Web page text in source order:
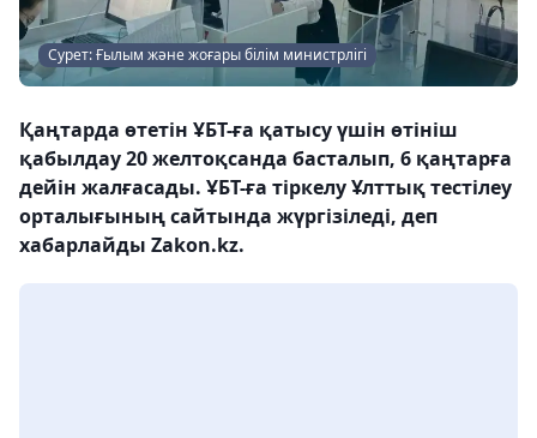
Сурет: Ғылым және жоғары білім министрлігі
Қаңтарда өтетін ҰБТ-ға қатысу үшін өтініш
қабылдау 20 желтоқсанда басталып, 6 қаңтарға
дейін жалғасады. ҰБТ-ға тіркелу Ұлттық тестілеу
орталығының сайтында жүргізіледі, деп
хабарлайды Zakon.kz.